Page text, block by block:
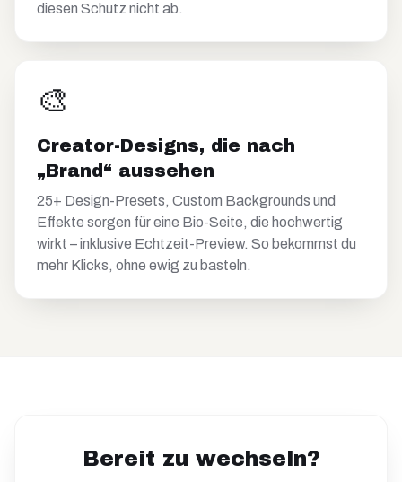
diesen Schutz nicht ab.
🎨
Creator-Designs, die nach
„Brand“ aussehen
25+ Design-Presets, Custom Backgrounds und
Effekte sorgen für eine Bio-Seite, die hochwertig
wirkt – inklusive Echtzeit-Preview. So bekommst du
mehr Klicks, ohne ewig zu basteln.
Bereit zu wechseln?